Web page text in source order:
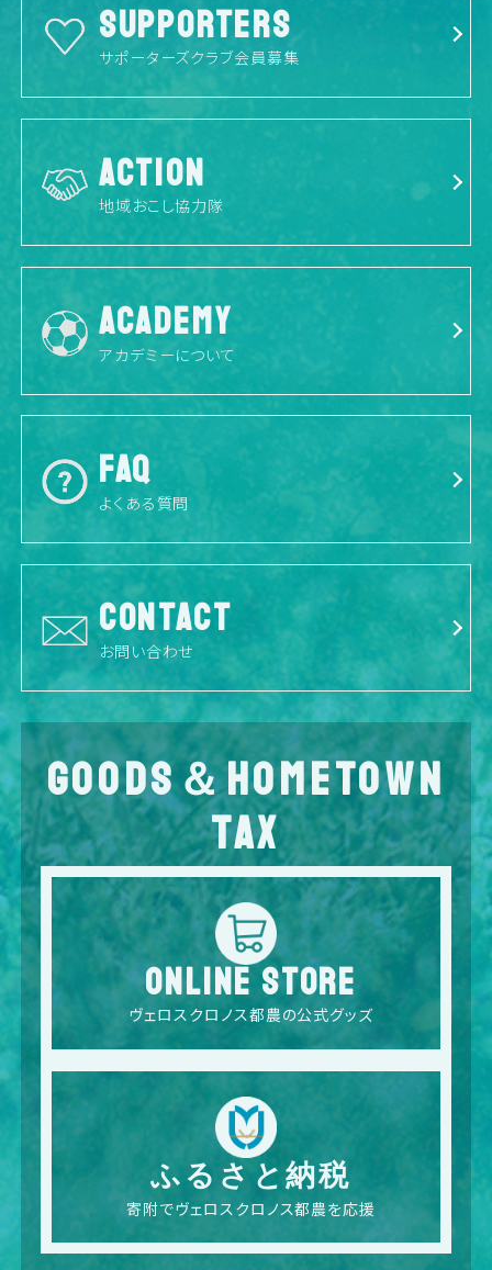
SUPPORTERS
サポーターズクラブ会員募集
ACTION
地域おこし協力隊
ACADEMY
アカデミーについて
FAQ
よくある質問
CONTACT
お問い合わせ
GOODS＆HOMETOWN
TAX
ONLINE STORE
ヴェロスクロノス都農の公式グッズ
ふるさと納税
寄附でヴェロスクロノス都農を応援